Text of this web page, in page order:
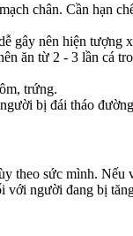
chân. Cần hạn
gây nên hiện tượng
ăn từ 2 - 3 lần cá
trứng.
bị đái tháo
theo sức mình.
với người đang bị